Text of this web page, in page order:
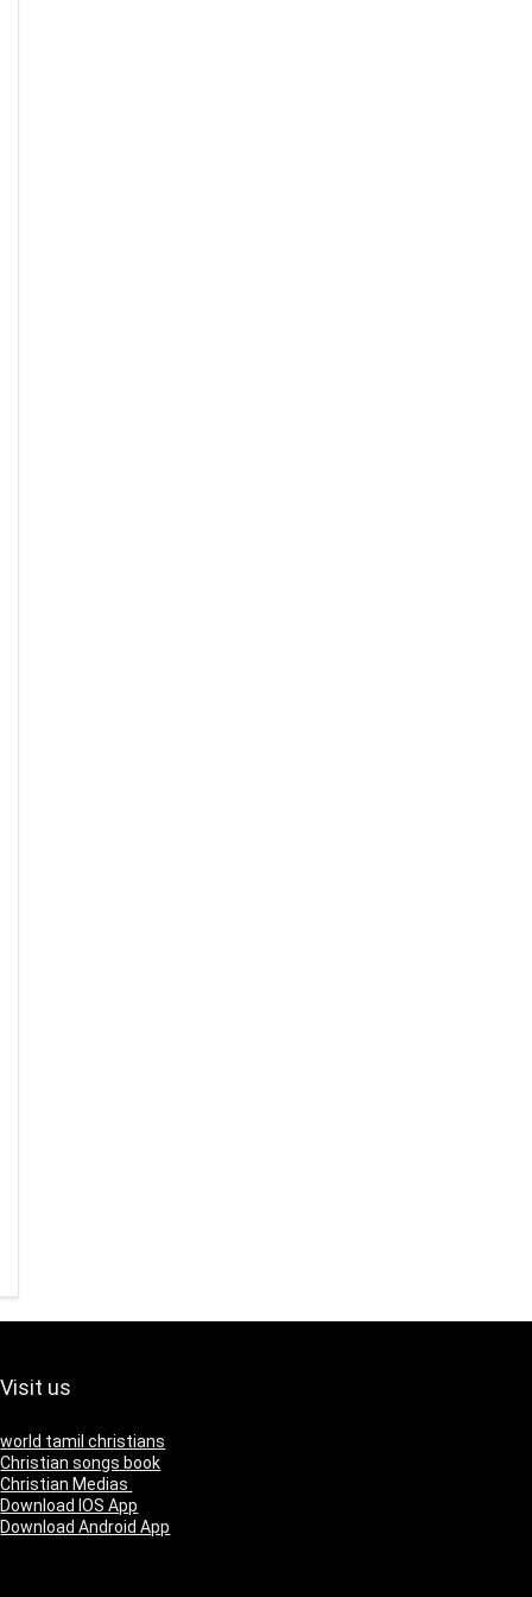
Visit us
world tamil christians
Christian songs book
Christian Medias
Download IOS App
Download Android App